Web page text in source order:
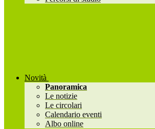
Novità
Panoramica
Le notizie
Le circolari
Calendario eventi
Albo online